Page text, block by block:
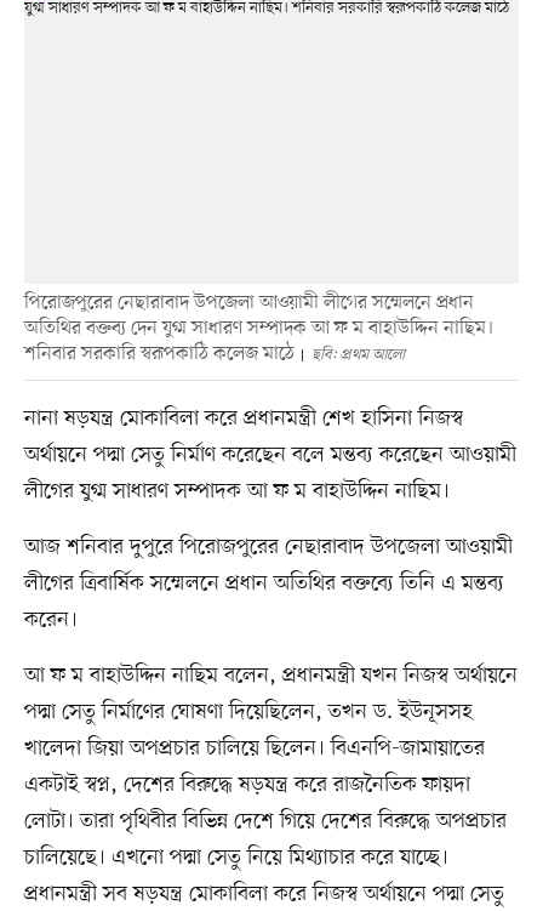
পিরোজপুরের নেছারাবাদ উপজেলা আওয়ামী লীগের সম্মেলনে প্রধান
অতিথির বক্তব্য দেন যুগ্ম সাধারণ সম্পাদক আ ফ ম বাহাউদ্দিন নাছিম।
শনিবার সরকারি স্বরূপকাঠি কলেজ মাঠে
ছবি: প্রথম আলো
নানা ষড়যন্ত্র মোকাবিলা করে প্রধানমন্ত্রী শেখ হাসিনা নিজস্ব
অর্থায়নে পদ্মা সেতু নির্মাণ করেছেন বলে মন্তব্য করেছেন আওয়ামী
লীগের যুগ্ম সাধারণ সম্পাদক আ ফ ম বাহাউদ্দিন নাছিম।
আজ শনিবার দুপুরে পিরোজপুরের নেছারাবাদ উপজেলা আওয়ামী
লীগের ত্রিবার্ষিক সম্মেলনে প্রধান অতিথির বক্তব্যে তিনি এ মন্তব্য
করেন।
আ ফ ম বাহাউদ্দিন নাছিম বলেন, প্রধানমন্ত্রী যখন নিজস্ব অর্থায়নে
পদ্মা সেতু নির্মাণের ঘোষণা দিয়েছিলেন, তখন ড. ইউনূসসহ
খালেদা জিয়া অপপ্রচার চালিয়ে ছিলেন। বিএনপি-জামায়াতের
একটাই স্বপ্ন, দেশের বিরুদ্ধে ষড়যন্ত্র করে রাজনৈতিক ফায়দা
লোটা। তারা পৃথিবীর বিভিন্ন দেশে গিয়ে দেশের বিরুদ্ধে অপপ্রচার
চালিয়েছে। এখনো পদ্মা সেতু নিয়ে মিথ্যাচার করে যাচ্ছে।
প্রধানমন্ত্রী সব ষড়যন্ত্র মোকাবিলা করে নিজস্ব অর্থায়নে পদ্মা সেতু